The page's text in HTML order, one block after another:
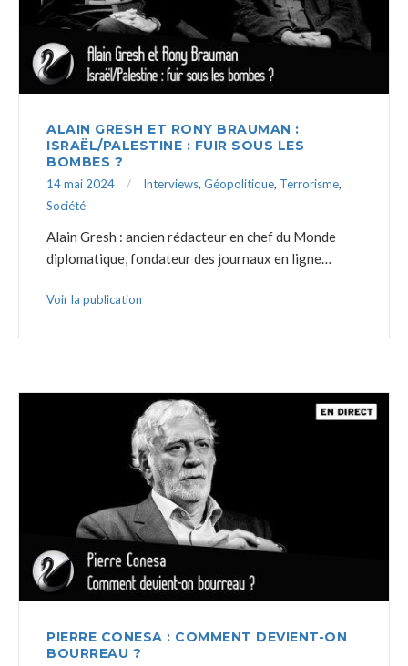
ALAIN GRESH ET RONY BRAUMAN :
ISRAËL/PALESTINE : FUIR SOUS LES
BOMBES ?
14 mai 2024 Interviews, Géopolitique, Terrorisme,
Société
Alain Gresh : ancien rédacteur en chef du Monde
diplomatique, fondateur des journaux en ligne…
Voir la publication
PIERRE CONESA : COMMENT DEVIENT-ON
BOURREAU ?